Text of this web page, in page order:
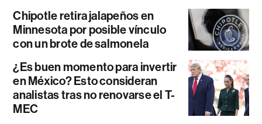
Chipotle retira jalapeños en
Minnesota por posible vínculo
con un brote de salmonela
¿Es buen momento para invertir
en México? Esto consideran
analistas tras no renovarse el T-
MEC